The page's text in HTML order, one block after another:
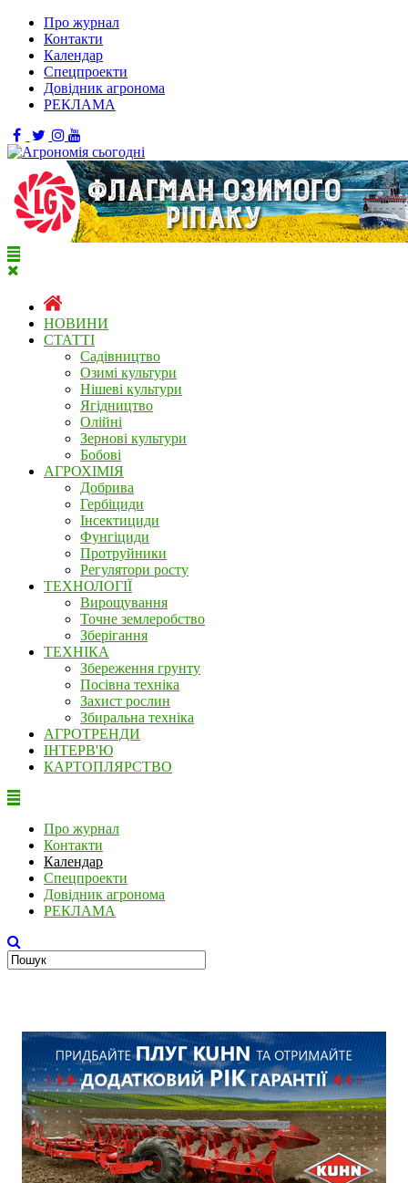
Про журнал
Контакти
Календар
Спецпроекти
Довідник агронома
РЕКЛАМА
НОВИНИ
СТАТТІ
Садівництво
Озимі культури
Нішеві культури
Ягідництво
Олійні
Зернові культури
Бобові
АГРОХІМІЯ
Добрива
Гербіциди
Інсектициди
Фунгіциди
Протруйники
Регулятори росту
ТЕХНОЛОГІЇ
Вирощування
Точне землеробство
Зберігання
ТЕХНІКА
Збереження грунту
Посівна техніка
Захист рослин
Збиральна техніка
АГРОТРЕНДИ
ІНТЕРВ'Ю
КАРТОПЛЯРСТВО
Про журнал
Контакти
Календар
Спецпроекти
Довідник агронома
РЕКЛАМА